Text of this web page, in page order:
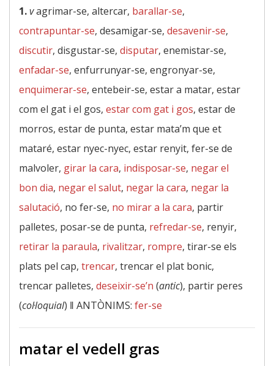
1.vagrimar-se, altercar, barallar-se,
contrapuntar-se, desamigar-se, desavenir-se,
discutir, disgustar-se, disputar, enemistar-se,
enfadar-se, enfurrunyar-se, engronyar-se,
enquimerar-se, entebeir-se, estar a matar, estar
com el gat i el gos, estar com gat i gos, estar de
morros, estar de punta, estar mata’m que et
mataré, estar nyec-nyec, estar renyit, fer-se de
malvoler, girar la cara, indisposar-se, negar el
bon dia, negar el salut, negar la cara, negar la
salutació, no fer-se, no mirar a la cara, partir
palletes, posar-se de punta, refredar-se, renyir,
retirar la paraula, rivalitzar, rompre, tirar-se els
plats pel cap, trencar, trencar el plat bonic,
trencar palletes, deseixir-se’n (antic), partir peres
(col·loquial) ‖ ANTÒNIMS: fer-se
matar el vedell gras